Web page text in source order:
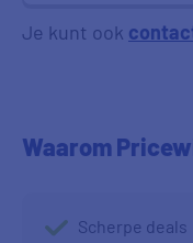
Je kunt ook
Waarom
Scherpe deals